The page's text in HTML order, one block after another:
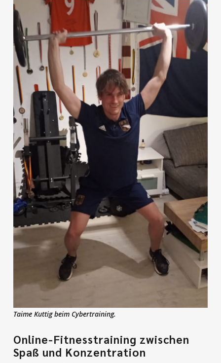
Taime Kuttig beim Cybertraining.
Online-Fitnesstraining zwischen
Spaß und Konzentration